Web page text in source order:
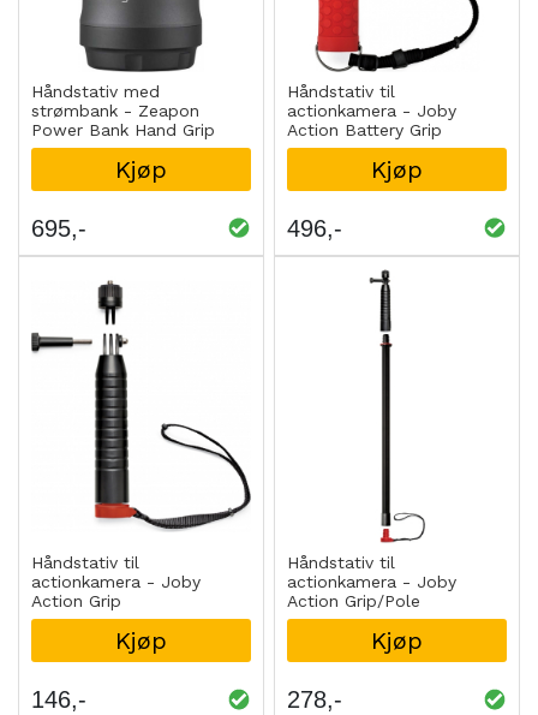
Håndstativ med
strømbank - Zeapon
Power Bank Hand Grip
Kjøp
695
Håndstativ til
actionkamera - Joby
Action Battery Grip
Kjøp
496
Håndstativ til
actionkamera - Joby
Action Grip
Kjøp
146
Håndstativ til
actionkamera - Joby
Action Grip/Pole
Kjøp
278